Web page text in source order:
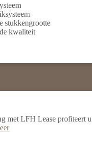
stukkengrootte
kwaliteit
met LFH Lease profiteert